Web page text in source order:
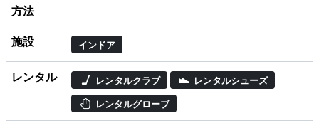
方法
施設 インドア
レンタル レンタルクラブ レンタルシューズ
レンタルグローブ